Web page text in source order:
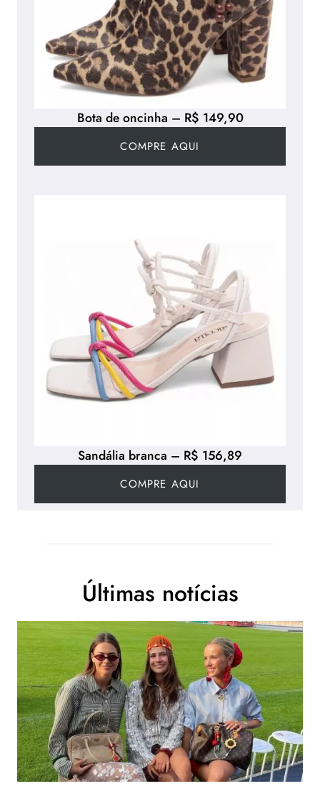
Sandália branca – R$ 156,89
COMPRE AQUI
Bota de oncinha – R$ 149,90
COMPRE AQUI
Últimas notícias